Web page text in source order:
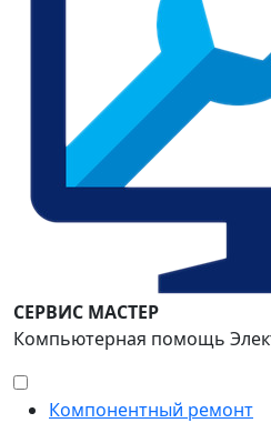
СЕРВИС МАСТЕР
Компьютерная помощь
Компонентный ремонт